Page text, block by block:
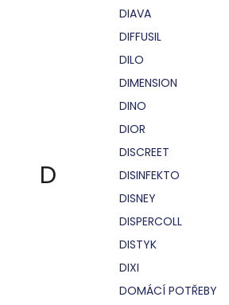
D
DIAVA
DIFFUSIL
DILO
DIMENSION
DINO
DIOR
DISCREET
DISINFEKTO
DISNEY
DISPERCOLL
DISTYK
DIXI
DOMÁCÍ POTŘEBY